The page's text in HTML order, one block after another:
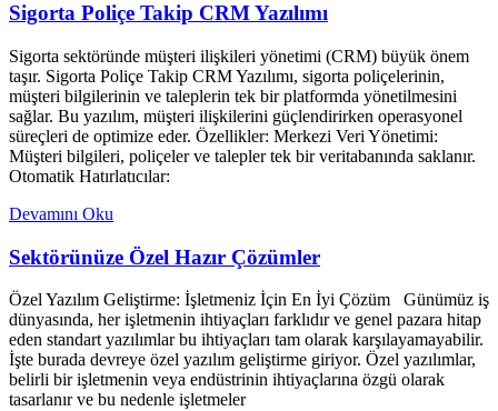
Sigorta Poliçe Takip CRM Yazılımı
Sigorta sektöründe müşteri ilişkileri yönetimi (CRM) büyük önem
taşır. Sigorta Poliçe Takip CRM Yazılımı, sigorta poliçelerinin,
müşteri bilgilerinin ve taleplerin tek bir platformda yönetilmesini
sağlar. Bu yazılım, müşteri ilişkilerini güçlendirirken operasyonel
süreçleri de optimize eder. Özellikler: Merkezi Veri Yönetimi:
Müşteri bilgileri, poliçeler ve talepler tek bir veritabanında saklanır.
Otomatik Hatırlatıcılar:
Devamını Oku
Sektörünüze Özel Hazır Çözümler
Özel Yazılım Geliştirme: İşletmeniz İçin En İyi Çözüm Günümüz iş
dünyasında, her işletmenin ihtiyaçları farklıdır ve genel pazara hitap
eden standart yazılımlar bu ihtiyaçları tam olarak karşılayamayabilir.
İşte burada devreye özel yazılım geliştirme giriyor. Özel yazılımlar,
belirli bir işletmenin veya endüstrinin ihtiyaçlarına özgü olarak
tasarlanır ve bu nedenle işletmeler